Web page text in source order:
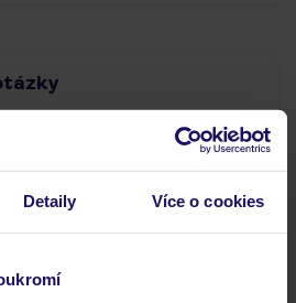
Detaily Více o cookies
po příjezdu do hotelu?
zavazadel?